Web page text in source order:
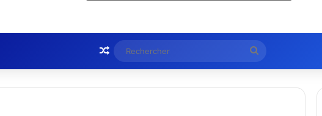
Article Aléatoire Rechercher